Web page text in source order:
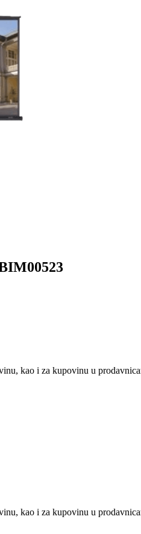
kao i za kupovinu u
kao i za kupovinu u